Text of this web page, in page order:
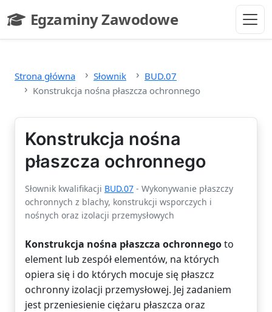
Egzaminy Zawodowe
- strona główna
Strona główna Słownik
BUD.07
Konstrukcja nośna płaszcza ochronnego
Konstrukcja nośna
płaszcza ochronnego
Słownik kwalifikacji BUD.07 - Wykonywanie płaszczy
ochronnych z blachy, konstrukcji wsporczych i
nośnych oraz izolacji przemysłowych
Konstrukcja nośna płaszcza ochronnegoto
element lub zespół elementów, na których
opiera się i do których mocuje się płaszcz
ochronny izolacji przemysłowej. Jej zadaniem
jest przeniesienie ciężaru płaszcza oraz